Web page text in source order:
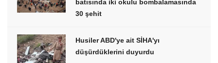
batısında iki okulu bombalamasında
30 şehit
Husiler ABD'ye ait SİHA'yı
düşürdüklerini duyurdu